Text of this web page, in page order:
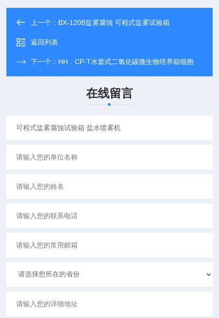
上一个： BX-120B盐雾腐蚀 可程式盐雾试验箱
返回列表
下一个： HH．CP-T水套式二氧化碳微生物培养箱细胞
在线留言